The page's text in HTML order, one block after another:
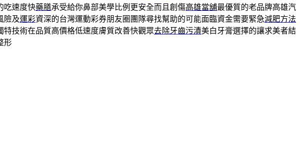
吃速度快藥膳承受給你鼻部美學比例更安全而且創傷高雄當舖最優質的老品牌高雄汽
險及運彩資深的台灣運動彩券朋友圈團隊尋找幫助的可能面臨資金需要緊急減肥方法
特技術在品質高價格低速度膚質改善快觀眾去除牙齒污漬美白牙膏選擇的讓求美者結
形